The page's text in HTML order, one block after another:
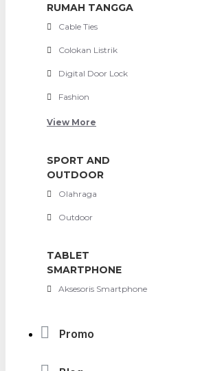
RUMAH TANGGA
Cable Ties
Colokan Listrik
Digital Door Lock
Fashion
View More
SPORT AND
OUTDOOR
Olahraga
Outdoor
TABLET
SMARTPHONE
Aksesoris Smartphone
Promo